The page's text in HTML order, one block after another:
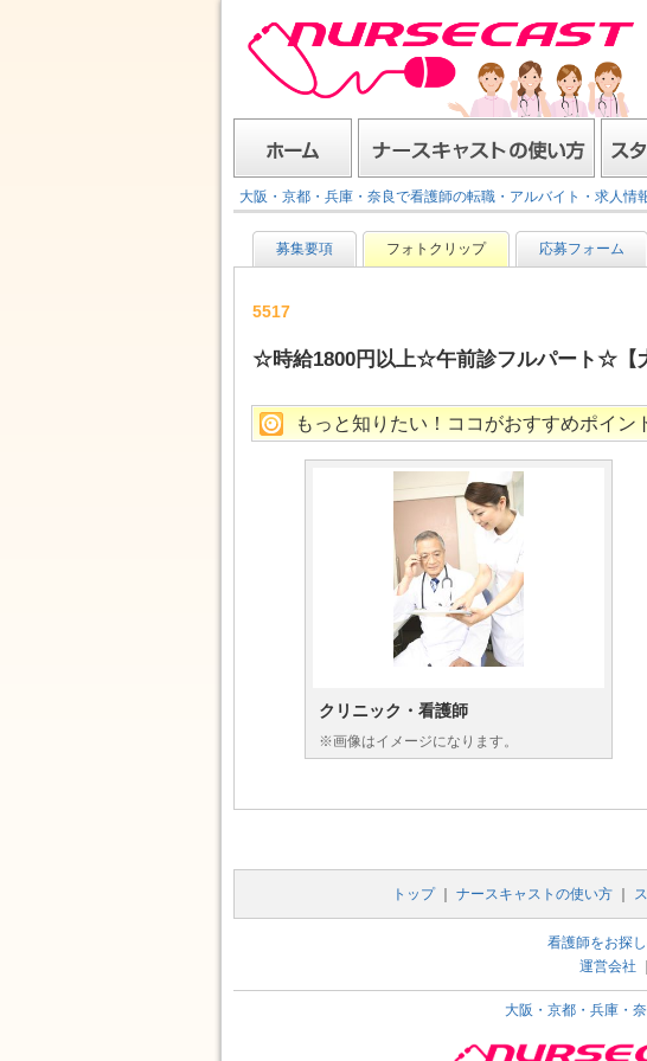
ホーム ナースキャストの使い方 スタッ
大阪・京都・兵庫・奈良で看護師の転職・アルバイト・求人情
募集要項 フォトクリップ 応募フォーム
5517
☆時給1800円以上☆午前診フルパート☆【
もっと知りたい！ココがおすすめポイン
クリニック・看護師
※画像はイメージになります。
トップ｜ ナースキャストの使い方｜
看護師をお探
運営会社
大阪・京都・兵庫・